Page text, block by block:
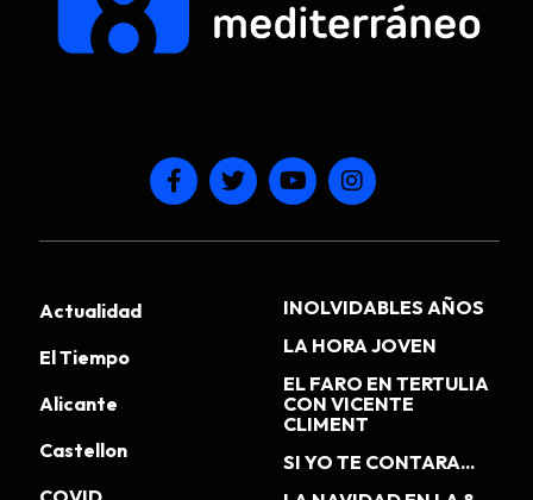
Actualidad
El Tiempo
Alicante
Castellon
INOLVIDABLES AÑOS
LA HORA JOVEN
EL FARO EN TERTULIA
CON VICENTE
CLIMENT
SI YO TE CONTARA...